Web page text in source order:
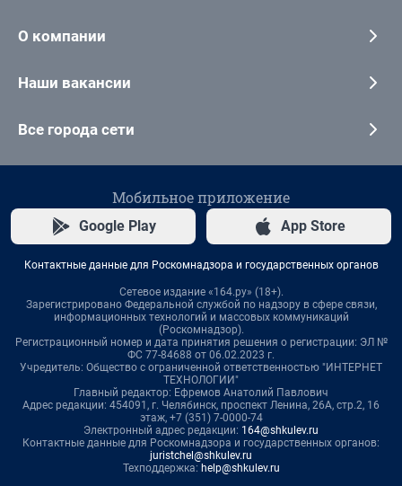
О компании
Наши вакансии
Все города сети
Мобильное приложение
Google Play App Store
Контактные данные для Роскомнадзора и государственных органов
Сетевое издание «164.ру» (18+).
Зарегистрировано Федеральной службой по надзору в сфере связи,
информационных технологий и массовых коммуникаций
(Роскомнадзор).
Регистрационный номер и дата принятия решения о регистрации: ЭЛ №
ФС 77-84688 от 06.02.2023 г.
Учредитель: Общество с ограниченной ответственностью "ИНТЕРНЕТ
ТЕХНОЛОГИИ"
Главный редактор: Ефремов Анатолий Павлович
Адрес редакции: 454091, г. Челябинск, проспект Ленина, 26А, стр.2, 16
этаж, +7 (351) 7-0000-74
Электронный адрес редакции: 164@shkulev.ru
Контактные данные для Роскомнадзора и государственных органов:
juristchel@shkulev.ru
Техподдержка: help@shkulev.ru